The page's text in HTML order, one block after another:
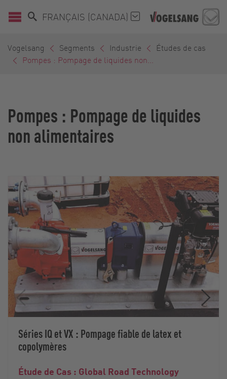
FRANÇAIS (CANADA)
Vogelsang Segments Industrie
Études de cas
Pompes : Pompage de liquides non...
Pompes : Pompage de liquides
non alimentaires
Séries IQ et VX : Pompage fiable de latex et
copolymères
Étude de Cas : Global Road Technology